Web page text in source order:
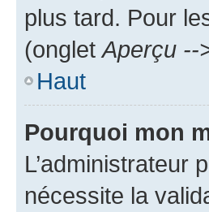
plus tard. Pour
(onglet Aperçu --
Haut
Pourquoi mon
L’administrateur
nécessite la